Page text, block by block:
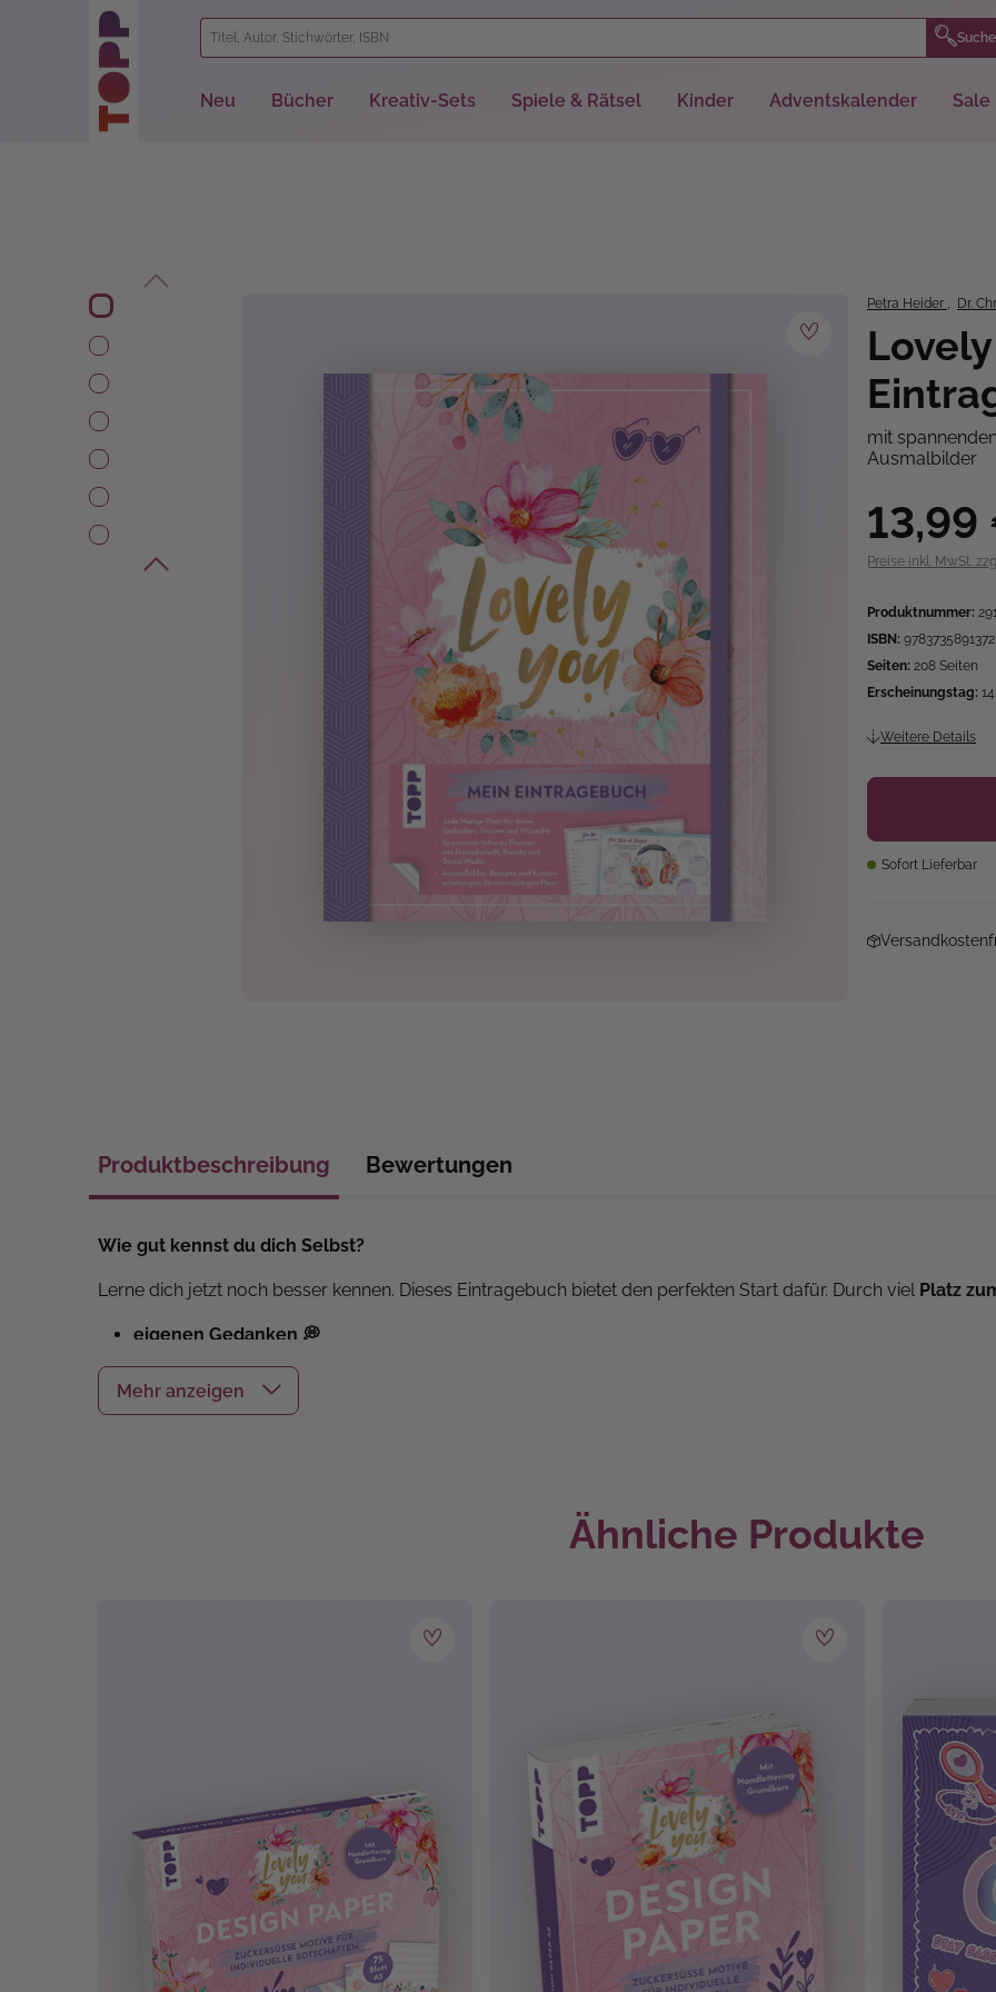
Zur Hauptnavigation springen
Neu Bücher Kreativ-Sets Spiele & Rätsel Kinder Adventskalender Sale
Bildergalerie überspringen Petra Heider , Dr.
mit
Ausmalbilder
Preise inkl. MwSt.
Produktnummer:
ISBN: 9783735891372
Seiten: 208 Seiten
Erscheinungstag:
Weitere Details
Sofort Lieferbar
Produktbeschreibung Bewertungen
Wie gut kennst du dich Selbst?
Lerne dich jetzt noch besser kennen. Dieses Eintragebuch bietet den perfekten Start dafür. Durch viel Platz
eigenen Gedanken 💭
persönliche Antworten
besonderenErlebnissen und Interessen ✌
entspanntenMal- und Zeicheneinheite
Kindergeburtstag , Valentinstag
Einbandart: Softcover , Softcover 4/4
Erscheinungs-Monat: Februar 2024
Lesealter:
Material: , Buntstifte , Filzstifte, Fineliner
Ähnliche Produkte